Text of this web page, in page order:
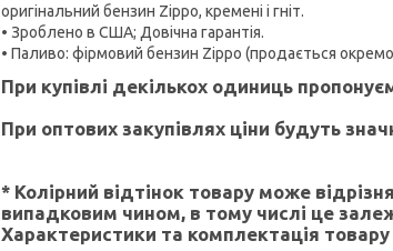
оригінальний бензин Zippo, кремені і гніт.
• Зроблено в США; Довічна гарантія.
• Паливо: фірмовий бензин Zippo (продається
При купівлі декількох одиниць
При оптових закупівлях ціни будуть
* Колірний відтінок товару може
випадковим чином, в тому числі це
Характеристики та комплектація